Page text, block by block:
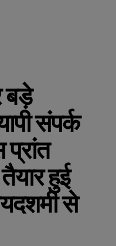
बड़े
संपर्क
हुई
से